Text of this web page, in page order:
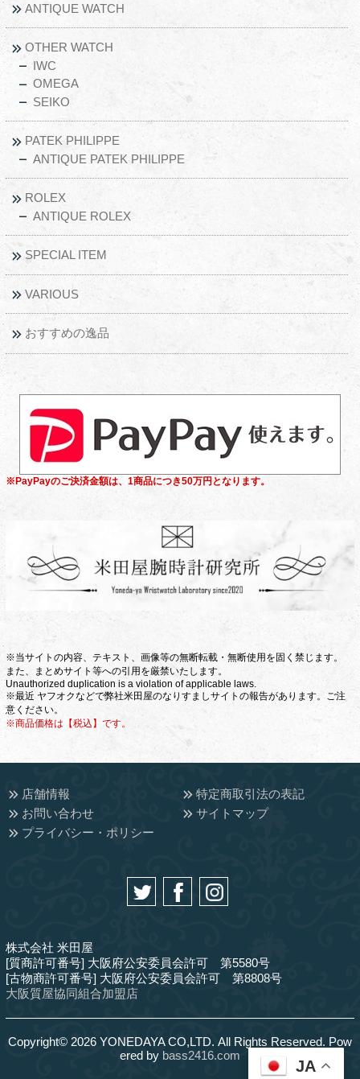
ANTIQUE WATCH
OTHER WATCH
IWC
OMEGA
SEIKO
PATEK PHILIPPE
ANTIQUE PATEK PHILIPPE
ROLEX
ANTIQUE ROLEX
SPECIAL ITEM
VARIOUS
おすすめの逸品
※PayPayのご決済金額は、1商品につき50万円となります。
※当サイトの内容、テキスト、画像等の無断転載・無断使用を固く禁じます。
また、まとめサイト等への引用を厳禁いたします。
Unauthorized duplication is a violation of applicable laws.
※最近 ヤフオクなどで弊社米田屋のなりすましサイトの報告があります。ご注
意ください。
※商品価格は【税込】です。
店舗情報
特定商取引法の表記
お問い合わせ
サイトマップ
プライバシー・ポリシー
株式会社 米田屋
[質商許可番号] 大阪府公安委員会許可 第5580号
[古物商許可番号] 大阪府公安委員会許可 第8808号
大阪質屋協同組合加盟店
Copyright© 2026 YONEDAYA CO,LTD. All Rights Reserved. Pow
ered by bass2416.com
JA